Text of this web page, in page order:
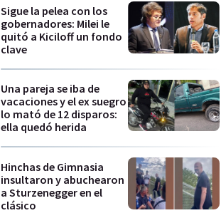
Sigue la pelea con los
gobernadores: Milei le
quitó a Kiciloff un fondo
clave
Una pareja se iba de
vacaciones y el ex suegro
lo mató de 12 disparos:
ella quedó herida
Hinchas de Gimnasia
insultaron y abuchearon
a Sturzenegger en el
clásico